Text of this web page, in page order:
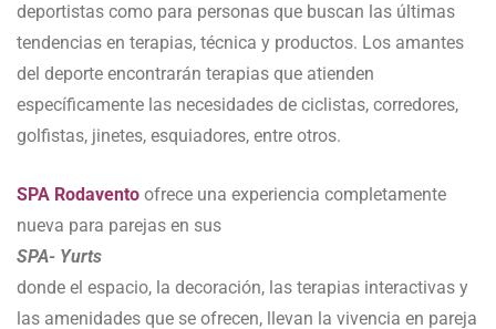
deportistas como para personas que buscan las últimas
tendencias en terapias, técnica y productos. Los amantes
del deporte encontrarán terapias que atienden
específicamente las necesidades de ciclistas, corredores,
golfistas, jinetes, esquiadores, entre otros.
SPA Rodavento ofrece una experiencia completamente
nueva para parejas en sus
SPA- Yurts
donde el espacio, la decoración, las terapias interactivas y
las amenidades que se ofrecen, llevan la vivencia en pareja